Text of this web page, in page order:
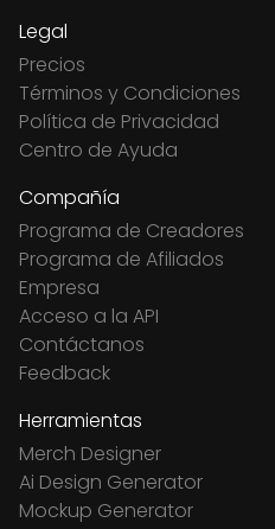
Legal
Precios
Términos y Condiciones
Política de Privacidad
Centro de Ayuda
Compañía
Programa de Creadores
Programa de Afiliados
Empresa
Acceso a la API
Contáctanos
Feedback
Herramientas
Merch Designer
Ai Design Generator
Mockup Generator